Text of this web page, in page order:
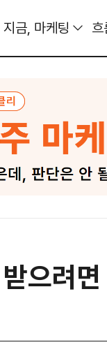
지금, 마케팅
으려